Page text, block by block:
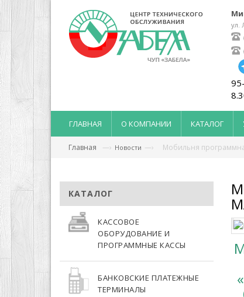
ул.
ГЛАВНАЯ О КОМПАНИИ КАТАЛОГ
Главная —› Новости —› Мобильня
КАТАЛОГ
КАССОВОЕ
ОБОРУДОВАНИЕ И
ПРОГРАММНЫЕ КАССЫ
БАНКОВСКИЕ ПЛАТЕЖНЫЕ
ТЕРМИНАЛЫ